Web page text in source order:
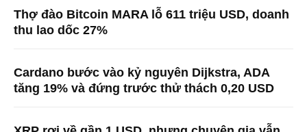
Thợ đào Bitcoin MARA lỗ 611 triệu USD, doanh
thu lao dốc 27%
Cardano bước vào kỷ nguyên Dijkstra, ADA
tăng 19% và đứng trước thử thách 0,20 USD